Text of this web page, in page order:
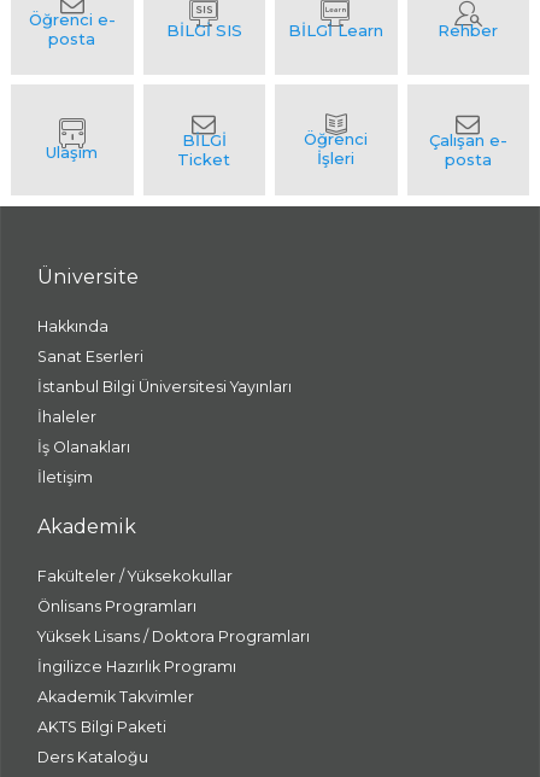
Üniversite
Hakkında
Sanat Eserleri
İstanbul Bilgi Üniversitesi Yayınları
İhaleler
İş Olanakları
İletişim
Akademik
Fakülteler / Yüksekokullar
Önlisans Programları
Yüksek Lisans / Doktora Programları
İngilizce Hazırlık Programı
Akademik Takvimler
AKTS Bilgi Paketi
Ders Kataloğu